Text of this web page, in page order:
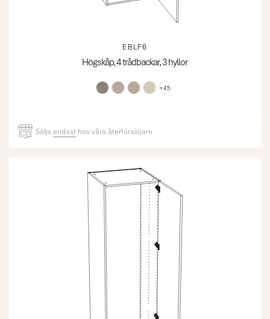
EBLF6
Högskåp, 4 trådbackar, 3 hyllor
+45
Säljsendast hos våra återförsäljare